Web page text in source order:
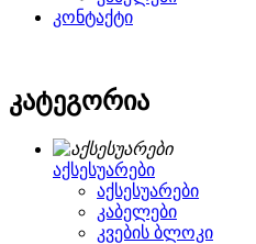
კონტაქტი
კატეგორია
აქსესუარები
აქსესუარები
კაბელები
კვების ბლოკი